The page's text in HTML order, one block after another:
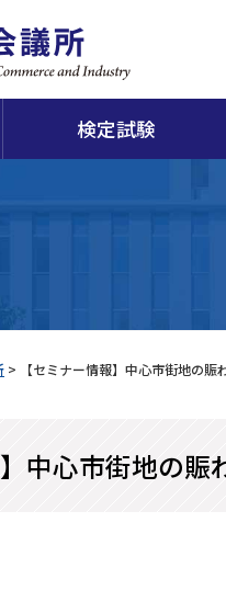
マ
酒
や
検定試験
商
て
青
個
> 【セミナー情報】中心市街地の
】中心市街地の